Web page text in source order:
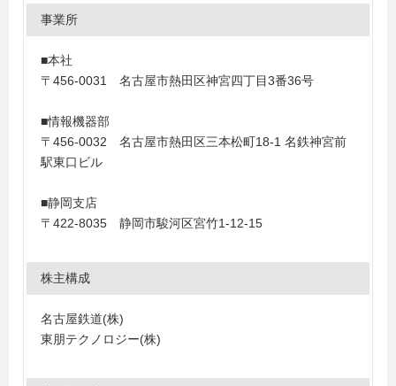
事業所
■本社
〒456-0031 名古屋市熱田区神宮四丁目3番36号
■情報機器部
〒456-0032 名古屋市熱田区三本松町18-1 名鉄神宮前
駅東口ビル
■静岡支店
〒422-8035 静岡市駿河区宮竹1-12-15
株主構成
名古屋鉄道(株)
東朋テクノロジー(株)